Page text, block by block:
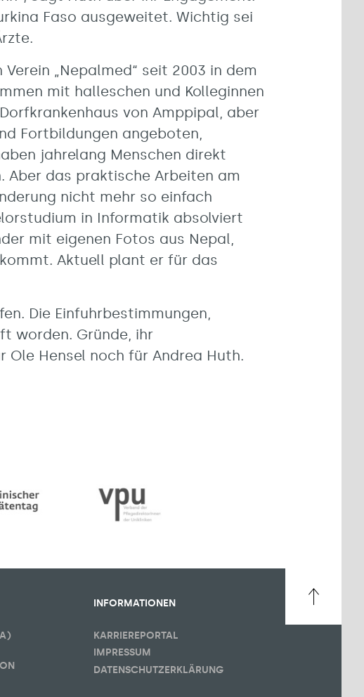
Faso ausgeweitet. Wichtig sei
„Nepalmed“ seit 2003 in dem
mit halleschen und Kolleginnen
von Amppipal, aber
Fortbildungen angeboten,
jahrelang Menschen direkt
Aber das praktische Arbeiten am
nicht mehr so einfach
in Informatik absolviert
mit eigenen Fotos aus Nepal,
Aktuell plant er für das
Die Einfuhrbestimmungen,
worden. Gründe, ihr
Hensel noch für Andrea Huth.
INFORMATIONEN
KARRIEREPORTAL
IMPRESSUM
DATENSCHUTZERKLÄRUNG